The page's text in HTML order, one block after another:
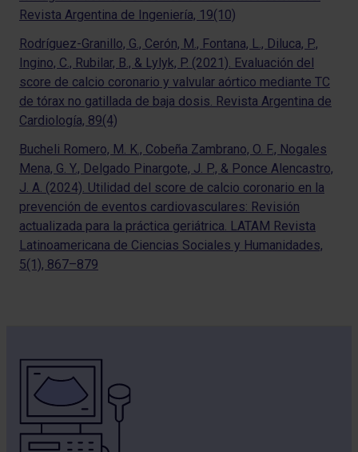
Revista Argentina de Ingeniería, 19(10)
Rodríguez-Granillo, G., Cerón, M., Fontana, L., Diluca, P.,
Ingino, C., Rubilar, B., & Lylyk, P. (2021). Evaluación del
score de calcio coronario y valvular aórtico mediante TC
de tórax no gatillada de baja dosis. Revista Argentina de
Cardiología, 89(4)
Bucheli Romero, M. K., Cobeña Zambrano, O. F., Nogales
Mena, G. Y., Delgado Pinargote, J. P., & Ponce Alencastro,
J. A. (2024). Utilidad del score de calcio coronario en la
prevención de eventos cardiovasculares: Revisión
actualizada para la práctica geriátrica. LATAM Revista
Latinoamericana de Ciencias Sociales y Humanidades,
5(1), 867–879